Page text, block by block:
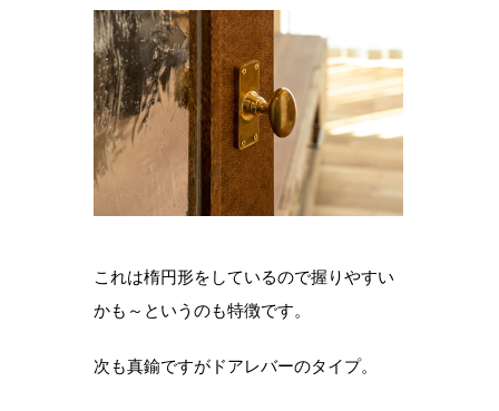
これは楕円形をしているので握りやすい
かも～というのも特徴です。
次も真鍮ですがドアレバーのタイプ。